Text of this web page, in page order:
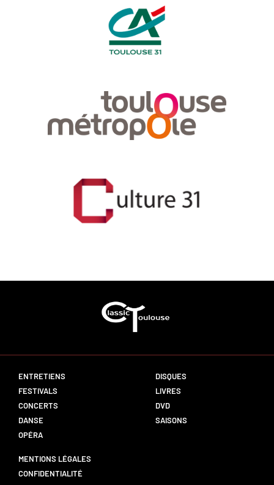
ENTRETIENS
FESTIVALS
CONCERTS
DANSE
OPÉRA
DISQUES
LIVRES
DVD
SAISONS
MENTIONS LÉGALES
CONFIDENTIALITÉ